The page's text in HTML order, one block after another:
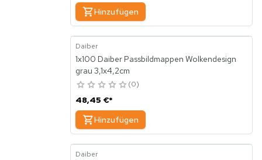
Hinzufügen
Daiber
1x100 Daiber Passbildmappen Wolkendesign
grau 3,1x4,2cm
0
48,45 €*
Hinzufügen
Daiber